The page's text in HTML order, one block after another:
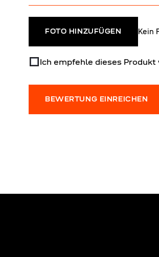
FOTO HINZUFÜGEN Kein
Ich empfehle dieses
BEWERTUNG EINREICHEN